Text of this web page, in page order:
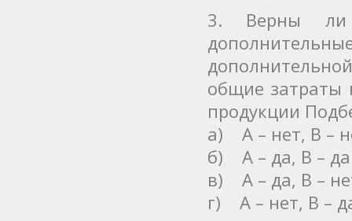
3. Верны ли
общие затраты
продукции
а) А – нет, В –
б) А – да, В – да
в) А – да, В –
г) А – нет, В –